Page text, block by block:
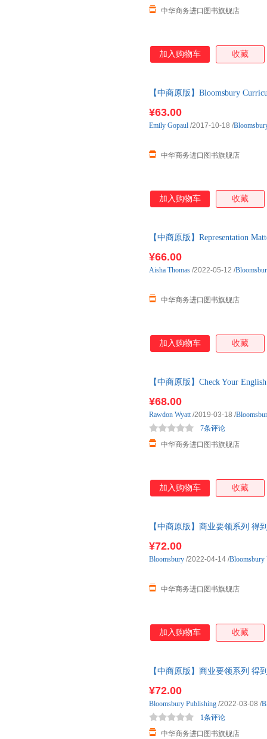
中华商务进口图书旗舰店
加入购物车 收藏
【中商原版】Bloomsbury
¥63.00
中华商务进口图书旗舰店
Emily Gopaul /2017-10-18 /
加入购物车 收藏
【中商原版】Representation
¥66.00
中华商务进口图书旗舰店
Aisha Thomas /2022-05-12 /
加入购物车 收藏
【中商原版】Check Your
¥68.00
中华商务进口图书旗舰店
7条评论
Rawdon Wyatt/2019-03-18 /
加入购物车 收藏
【中商原版】商业要领系列 得
¥72.00
中华商务进口图书旗舰店
Bloomsbury /2022-04-14 /
加入购物车 收藏
【中商原版】商业要领系列 得
¥72.00
中华商务进口图书旗舰店
1条评论
Bloomsbury Publishing /2022-03-08 /